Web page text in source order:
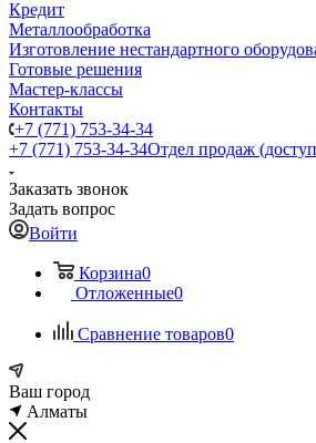
Кредит
Металлообработка
Изготовление нестандартного
Готовые решения
Мастер-классы
Контакты
+7 (771) 753-34-34
+7 (771) 753-34-34Отдел продаж
Заказать звонок
Задать вопрос
Войти
Корзина0
Отложенные0
Сравнение товаров0
Ваш город
Алматы